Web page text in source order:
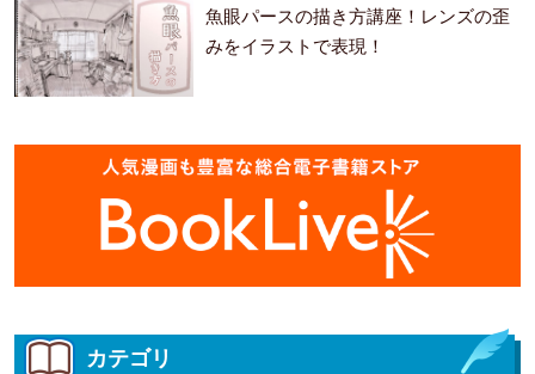
魚眼パースの描き方講座！レンズの歪
みをイラストで表現！
カテゴリ